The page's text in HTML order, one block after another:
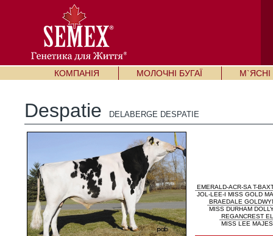
КОМПАНІЯ МОЛОЧНІ БУГАЇ М`ЯСНІ
Despatie DELABERGE DESPATIE
EMERALD-ACR-SA T-
JOL-LEE-I MISS GOLD
BRAEDALE
MISS DURHAM
REGANCREST
MISS LEE